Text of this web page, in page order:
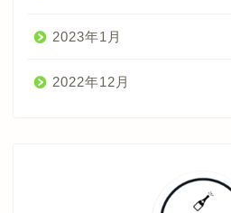
2023年1月
2022年12月